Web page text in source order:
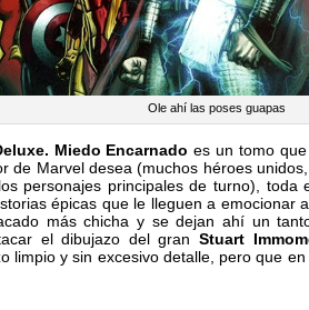
Ole ahí las poses guapas
Miedo Encarnado es un tomo
de Marvel desea (muchos héroes
personajes principales de turno), toda
épicas que le lleguen a emocionar
más chicha y se dejan ahí un
el dibujazo del gran Stuart
limpio y sin excesivo detalle, pero que